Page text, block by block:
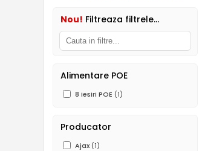
Nou! Filtreaza filtrele...
Alimentare POE
8 iesiri POE (1)
Producator
Ajax (1)